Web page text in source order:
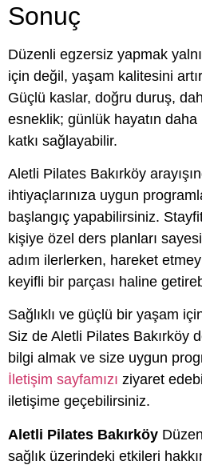
Sonuç
Düzenli egzersiz yapmak
için değil, yaşam kalitesini
Güçlü kaslar, doğru duruş,
esneklik; günlük hayatın
katkı sağlayabilir.
Aletli Pilates Bakırköy
ihtiyaçlarınıza uygun
başlangıç yapabilirsiniz.
kişiye özel ders planları
adım ilerlerken, hareket
keyifli bir parçası haline
Sağlıklı ve güçlü bir yaşam
Siz de Aletli Pilates Bakırköy
bilgi almak ve size uygun
İletişim sayfamızı ziyaret
iletişime geçebilirsiniz.
Aletli Pilates Bakırköy
sağlık üzerindeki etkileri